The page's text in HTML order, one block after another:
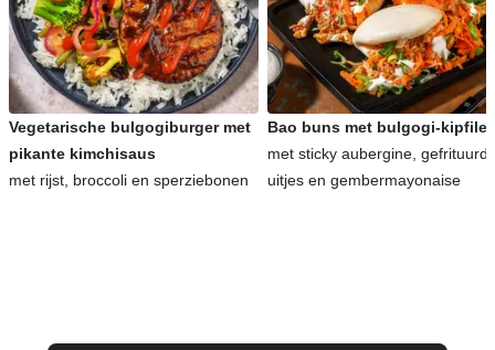
Vegetarische bulgogiburger met
pikante kimchisaus
met rijst, broccoli en sperziebonen
Bao buns met bulgogi-kipfilet
met sticky aubergine,
uitjes en gembermayonaise